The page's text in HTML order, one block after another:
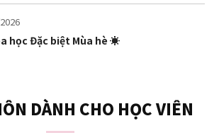
học Đặc biệt Mùa hè ☀️
DÀNH CHO HỌC VIÊN